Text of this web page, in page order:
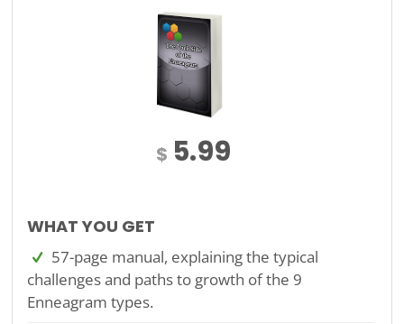
$ 5.99
WHAT YOU GET
57-page manual, explaining the typical
challenges and paths to growth of the 9
Enneagram types.